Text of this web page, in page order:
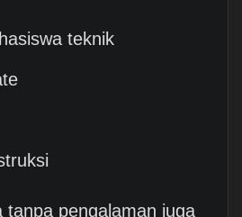
teknik
tanpa pengalaman juga